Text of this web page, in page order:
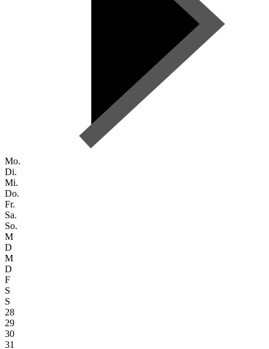
Mo.
Di.
Mi.
Do.
Fr.
Sa.
So.
M
D
M
D
F
S
S
28
29
30
31